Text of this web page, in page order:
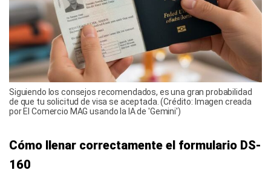
Siguiendo los consejos recomendados, es una gran probabilidad
de que tu solicitud de visa se aceptada. (Crédito: Imagen creada
por El Comercio MAG usando la IA de 'Gemini')
Cómo llenar correctamente el formulario DS-
160